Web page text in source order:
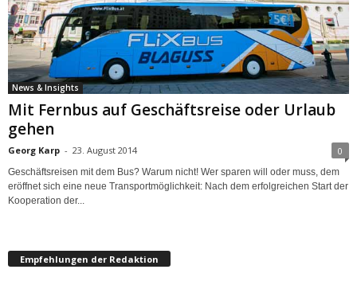
News & Insights
Mit Fernbus auf Geschäftsreise oder Urlaub
gehen
Georg Karp - 23. August 2014 0
Geschäftsreisen mit dem Bus? Warum nicht! Wer sparen will oder muss, dem
eröffnet sich eine neue Transportmöglichkeit: Nach dem erfolgreichen Start der
Kooperation der...
Empfehlungen der Redaktion